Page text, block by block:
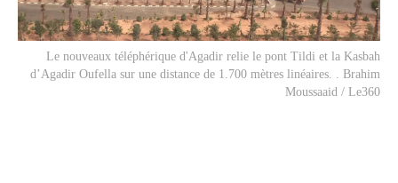
Le nouveaux téléphérique d'Agadir relie le pont Tildi et la Kasbah
d’Agadir Oufella sur une distance de 1.700 mètres linéaires. . Brahim
Moussaaid / Le360